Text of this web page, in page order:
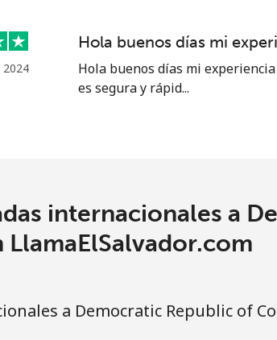
Hola buenos días mi
Hola buenos días mi
es segura y rápid...
internacionales a
LlamaElSalvador.com
a Democratic Republic of